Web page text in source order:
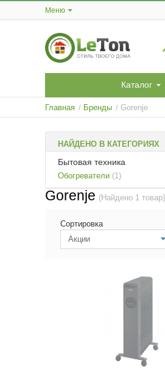
Меню
Каталог
Главная / Бренды / Gorenje
НАЙДЕНО В КАТЕГОРИЯХ
Бытовая техника
Обогреватели (1)
Gorenje (Найдено 1 товар)
Сортировка
Акции